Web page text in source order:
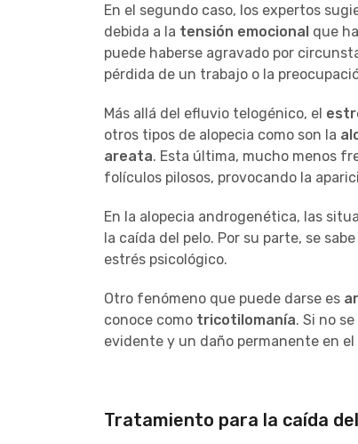
En el segundo caso, los expertos
debida a la tensión emocional que
puede haberse agravado por
pérdida de un trabajo o la
Más allá del efluvio telogénico, el
otros tipos de alopecia como son la
areata. Esta última, mucho menos
folículos pilosos, provocando la
En la alopecia androgenética, las
la caída del pelo. Por su parte, se
estrés psicológico.
Otro fenómeno que puede darse es
conoce como tricotilomanía. Si no
evidente y un daño permanente en
Tratamiento para la caída